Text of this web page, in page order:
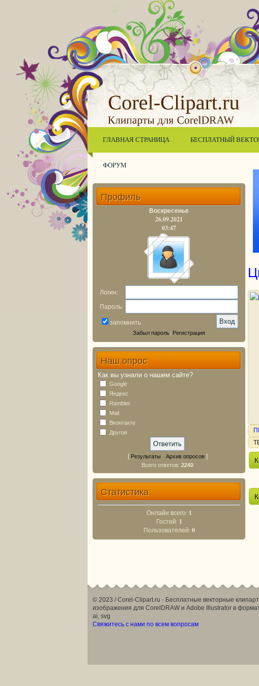
ГЛАВНАЯ СТРАНИЦА БЕСПЛАТНЫЙ
ФОРУМ
Профиль
Воскресенье
26.09.2021
03:47
Логин:
Пароль:
запомнить
Забыл пароль| Регистрация
Наш опрос
Как вы узнали о нашем сайте?
Google
Яндекс
Rambler
Mail
Вконтакте
Другое
[ Результаты · Архив опросов]
Всего ответов:2240
Статистика
Онлайн всего: 1
Гостей: 1
Пользователей: 0
© 2023 / Corel-Clipart.ru - Бесплатные векторные
изображения для CorelDRAW и Adobe Illustrator в
ai, svg
Свяжитесь с нами по всем вопросам